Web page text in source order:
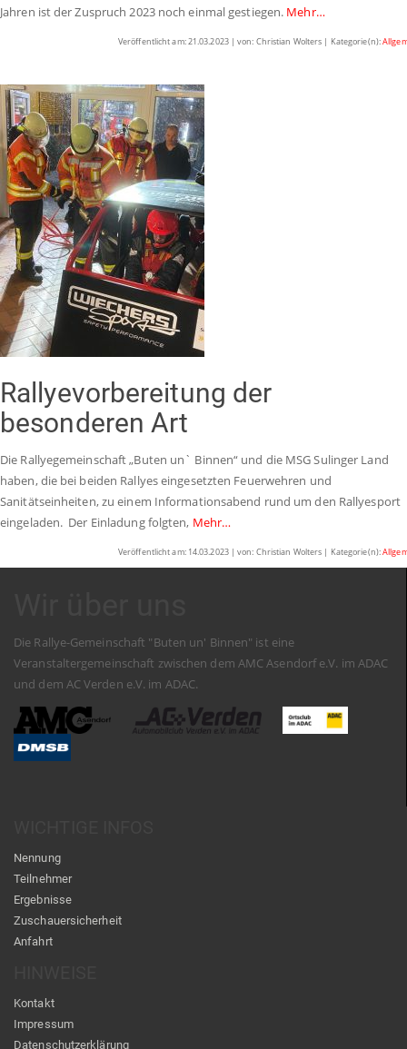
Jahren ist der Zuspruch 2023 noch einmal gestiegen. Mehr…
Veröffentlicht am: 21.03.2023 | von: Christian Wolters | Kategorie(n):
Rallyevorbereitung der
besonderen Art
Die Rallyegemeinschaft „Buten un` Binnen“ und die MSG Sulinger Land
haben, die bei beiden Rallyes eingesetzten Feuerwehren und
Sanitätseinheiten, zu einem Informationsabend rund um den Rallyesport
eingeladen. Der Einladung folgten, Mehr…
Veröffentlicht am: 14.03.2023 | von: Christian Wolters | Kategorie(n):
Die Rallye-Gemeinschaft "Buten un' Binnen" ist eine
Veranstaltergemeinschaft zwischen dem AMC Asendorf e.V. im ADAC
und dem AC Verden e.V. im ADAC.
Nennung
Teilnehmer
Ergebnisse
Zuschauersicherheit
Anfahrt
Kontakt
Impressum
Datenschutzerklärung